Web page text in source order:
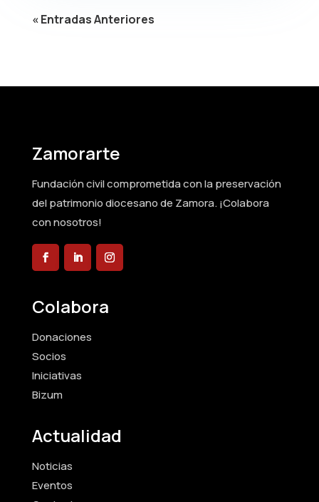
« Entradas Anteriores
Zamorarte
Fundación civil comprometida con la preservación
del patrimonio diocesano de Zamora. ¡Colabora
con nosotros!
Colabora
Donaciones
Socios
Iniciativas
Bizum
Actualidad
Noticias
Eventos